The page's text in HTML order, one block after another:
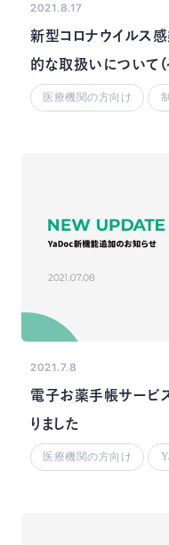
2021.8.17
新型コロナウイルス
的な取扱いについて（
医療機関の方向け
2021.7.8
電子お薬手帳サービ
りました
医療機関の方向け